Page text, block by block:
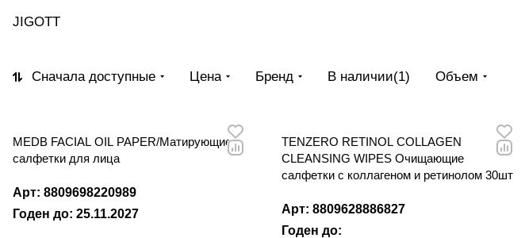
JIGOTT
Сначала доступные Цена Бренд В наличии(1) Объем
MEDB FACIAL OIL PAPER/Матирующие
салфетки для лица
Арт: 8809698220989
Годен до: 25.11.2027
TENZERO RETINOL COLLAGEN
CLEANSING WIPES Очищающие
салфетки с коллагеном и ретинолом 30шт
Арт: 8809628886827
Годен до: